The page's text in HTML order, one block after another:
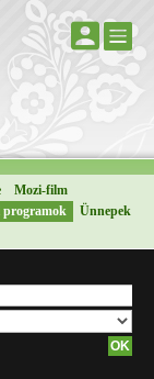
Mozi-film
programok
Ünnepek